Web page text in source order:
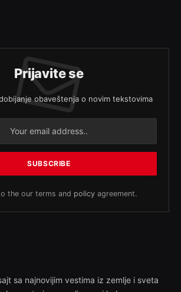
Prijavite se
obaveštenja o novim tekstovima
the our terms and policy agreement.
sa najnovijim vestima iz zemlje i sveta